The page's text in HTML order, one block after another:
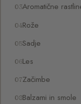
Aromatične
Rože
Sadje
Les
Začimbe
Balzami in smole